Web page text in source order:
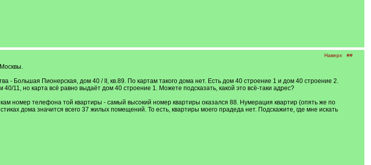
Наверх ##
- Большая Пионерская, дом 40 / II, кв.89. По картам такого дома нет. Есть дом 40 строение 1 и дом 40 строение 2.
11, но карта всё равно выдаёт дом 40 строение 1. Можете подсказать, какой это всё-таки адрес?
номер телефона той квартиры - самый высокий номер квартиры оказался 88. Нумерация квартир (опять же по
дома значится всего 37 жилых помещений. То есть, квартиры моего прадеда нет. Подскажите, где мне искать